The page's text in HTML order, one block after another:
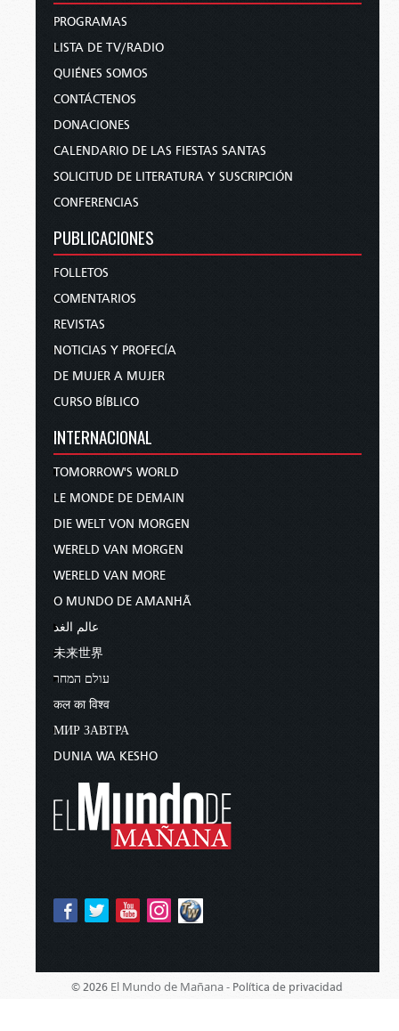
PROGRAMAS
LISTA DE TV/RADIO
QUIÉNES SOMOS
CONTÁCTENOS
DONACIONES
CALENDARIO DE LAS FIESTAS SANTAS
SOLICITUD DE LITERATURA Y SUSCRIPCIÓN
CONFERENCIAS
PUBLICACIONES
FOLLETOS
COMENTARIOS
REVISTAS
NOTICIAS Y PROFECÍA
DE MUJER A MUJER
CURSO BÍBLICO
INTERNACIONAL
TOMORROW'S WORLD
LE MONDE DE DEMAIN
DIE WELT VON MORGEN
WERELD VAN MORGEN
WERELD VAN MORE
O MUNDO DE AMANHÃ
عالم الغد
未来世界
עולם המחר
कल का विश्व
МИР ЗАВТРА
DUNIA WA KESHO
© 2026 El Mundo de Mañana - Política de privacidad